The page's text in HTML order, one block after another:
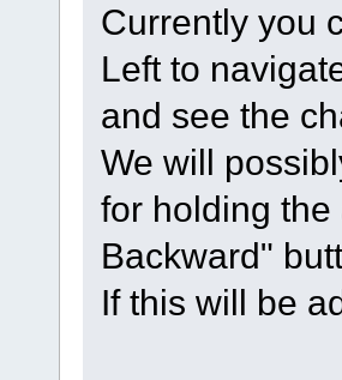
Currently you
Left to
and see the
We will
for holding
Backward"
If this will be